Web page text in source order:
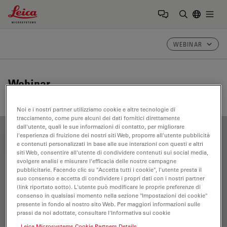
Leica Microsystems Logo
WEBINAR
Webinar
FILTER ARTICLES
Acquisizione delle immagini
Noi e i nostri partner utilizziamo cookie e altre tecnologie di
tracciamento, come pure alcuni dei dati fornitici direttamente
dall'utente, quali le sue informazioni di contatto, per migliorare
l'esperienza di fruizione dei nostri siti Web, proporre all'utente pubblicità
e contenuti personalizzati in base alle sue interazioni con questi e altri
siti Web, consentire all'utente di condividere contenuti sui social media,
svolgere analisi e misurare l'efficacia delle nostre campagne
pubblicitarie. Facendo clic su "Accetta tutti i cookie", l'utente presta il
suo consenso e accetta di condividere i propri dati con i nostri partner
(link riportato sotto). L'utente può modificare le proprie preferenze di
consenso in qualsiasi momento nella sezione "Impostazioni dei cookie"
presente in fondo al nostro sito Web. Per maggiori informazioni sulle
prassi da noi adottate, consultare l'Informativa sui cookie